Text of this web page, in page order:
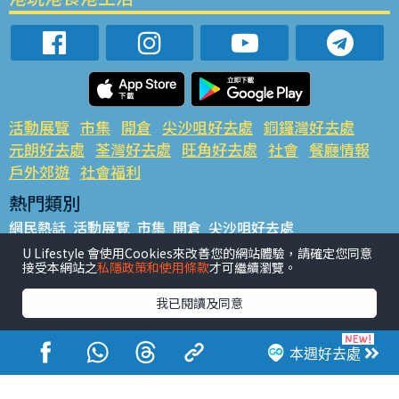
本週好去處
活動展覽 市集 開倉 尖沙咀好去處 銅鑼灣好去處
元朗好去處 荃灣好去處 旺角好去處 社會 餐廳情報
戶外郊遊 社會福利
熱門類別
網民熱話 活動展覽 市集 開倉 尖沙咀好去處
銅鑼灣好去處 元朗好去處 荃灣好去處 旺角好去處 社會
餐廳情報 戶外郊遊
熱門標籤
#UGO搵好去處 #人氣活動推介 #美食社群熱話
#親子玩樂好去處
#ULifestyle應用程式
#限時搶
#UJetso禮物放送
#ULifestyle商戶中心 #著數 #網絡熱話
U Lifestyle 會使用Cookies來改善您的網站體驗，請確定您同意
接受本網站之私隱政策和使用條款才可繼續瀏覽。
我已閱讀及同意